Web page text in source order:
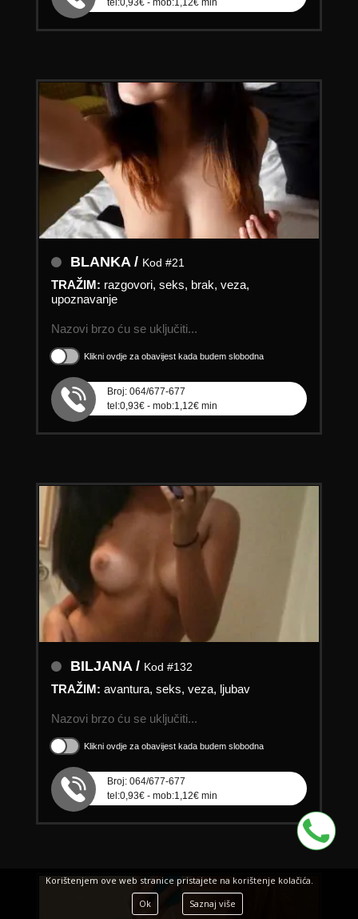
BLANKA / Kod #21
TRAŽIM: razgovori, seks, brak, veza,
upoznavanje
Nazovi brzo ću se uključiti...
Klikni ovdje za obavijest kada budem slobodna
Broj: 064/677-677
tel:0,93€ - mob:1,12€ min
BILJANA / Kod #132
TRAŽIM: avantura, seks, veza, ljubav
Nazovi brzo ću se uključiti...
Klikni ovdje za obavijest kada budem slobodna
Broj: 064/677-677
tel:0,93€ - mob:1,12€ min
Korištenjem ove web stranice pristajete na korištenje kolačića.
Ok
Saznaj više